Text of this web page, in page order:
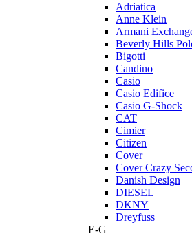
Adriatica
Anne Klein
Armani
Beverly Hills
Bigotti
Candino
Casio
Casio Edifice
Casio G-Shock
CAT
Cimier
Citizen
Cover
Cover Crazy
Danish Design
DIESEL
DKNY
Dreyfuss
E-G